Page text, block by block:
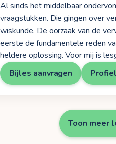
Al sinds het middelbaar
vraagstukken. Die gingen over
wiskunde. De oorzaak van de
eerste de fundamentele reden
heldere oplossing. Voor mij is
Bijles aanvragen
Toon meer